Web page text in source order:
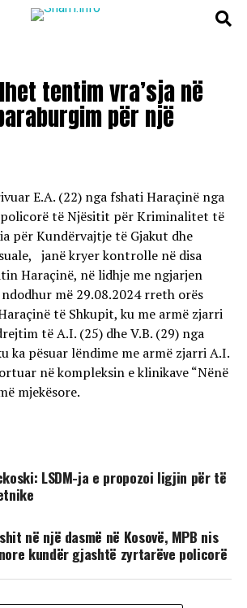
tentim vra’sja në
për një
E.A. (22) nga fshati Haraçinë nga
policorë të Njësitit për Kriminalitet të
për Kundërvajtje të Gjakut dhe
janë kryer kontrolle në disa
Haraçinë, në lidhje me ngjarjen
më 29.08.2024 rreth orës
të Shkupit, ku me armë zjarri
të A.I. (25) dhe V.B. (29) nga
ka pësuar lëndime me armë zjarri A.I.
në kompleksin e klinikave “Nënë
mjekësore.
LSDM-ja e propozoi ligjin për të
në një dasmë në Kosovë, MPB nis
kundër gjashtë zyrtarëve policorë